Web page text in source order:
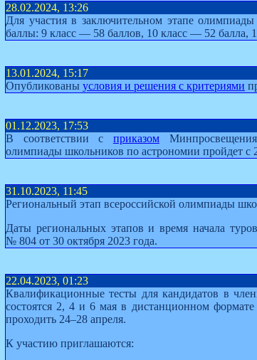
28.02.2024, 13:26
Для участия в заключительном этапе
баллы: 9 класс — 58 баллов, 10 класс — 52 балла,
13.01.2024, 15:17
Опубликованы условия и решения с критериями
01.12.2023, 17:53
В соответствии с приказомМинпросвещения
олимпиады школьников по астрономии пройдет с
31.10.2023, 11:45
Региональный этап всероссийской олимпиады
Даты региональных этапов и время начала
№ 804 от 30 октября 2023 года.
22.04.2023, 01:23
Квалификационные тесты для кандидатов в
состоятся 2, 4 и 6 мая в дистанционном формате
проходить 24–28 апреля.
К участию приглашаются: